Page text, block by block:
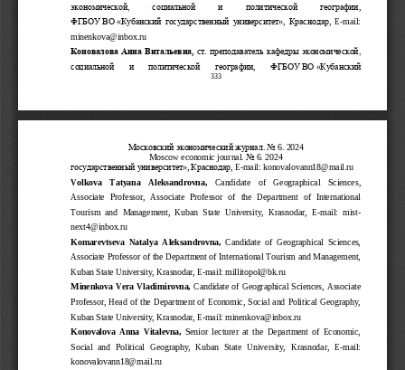
333
экономической,    социальной    и    политической    географии,
ФГБОУ ВО «Кубанский государственный университет» Краснодар, E-mail:
minenkova@inbox.ru
Коновалова Анна Витальевна, ст. преподаватель кафедры экономической,
социальной   и   политической   географии, ФГБОУ ВО «Кубанский
Московский экономический журнал. No 6. 2024
Moscow economic journal . No 6. 2024
государственный университет» Краснодар E-mail: konovalovann18@mail.ru
Volkova    Tatyana    Aleksandrovna,
Candidate    of    Geographical    Sciences,
Associate   Professor,   Associate   Professor   of   the   Department   of   International
Tourism  and  Management,  Kuban  State  University,  Krasnodar,  E-mail:  mist-
next4@inbox.ru
Komarevtseva  Natalya  Aleksandrovna,
Candidate  of  Geographical  Sciences,
Associate Professor of the Department of International Tourism and Management,
Kuban State University, Krasnodar, E-mail: millitopol@bk.ru
Minenkova  Vera  Vladimirovna, Candidate  of  Geographical  Sciences,  Associate
Professor,  Head  of  the  Department  of  Economic,  Social  and  Political  Geography,
Kuban State University, Krasnodar, E-mail: minenkova@inbox.ru
Konovalova  Anna  Vitalevna, Senior  lecturer  at  the  Department  of  Economic,
Social  and  Political  Geography,  Kuban  State  University,  Krasnodar,  E-mail:
konovalovann18@mail.ru